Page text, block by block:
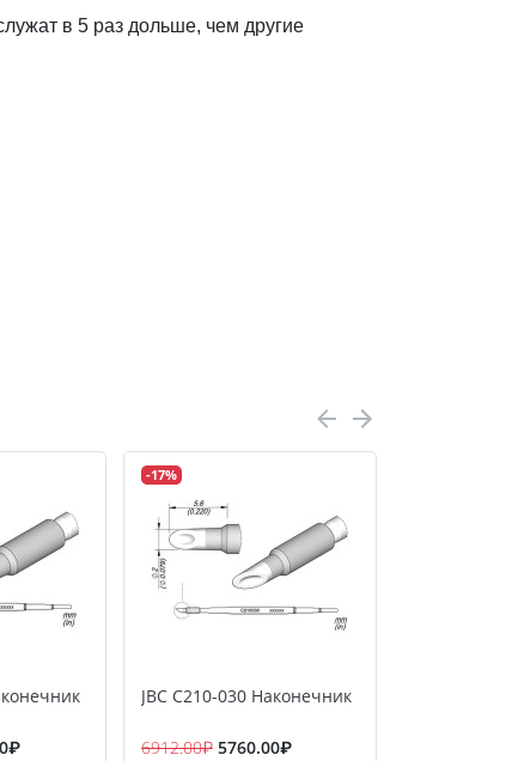
в 5 раз дольше, чем другие
-17%
JBC C210-030 Наконечник
6912.00₽ 5760.00₽